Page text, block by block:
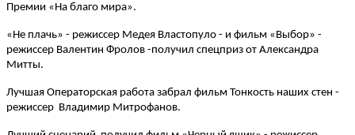
Премии «На благо мира».
«Не плачь» - режиссер Медея Властопуло - и фильм «Выбор» -
режиссер Валентин Фролов -получил спецприз от Александра
Митты.
Лучшая Операторская работа забрал фильм Тонкость наших стен -
режиссер Владимир Митрофанов.